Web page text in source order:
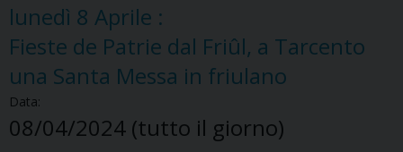
lunedì 8 Aprile :
Fieste de Patrie dal Friûl, a Tarcento
una Santa Messa in friulano
Data:
08/04/2024 (tutto il giorno)